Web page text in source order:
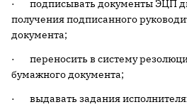
· подписывать документы ЭЦП
получения подписанного
документа;
· переносить в систему
бумажного документа;
· выдавать задания